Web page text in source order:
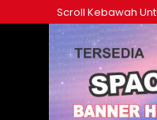
ke
Scroll Kebawah